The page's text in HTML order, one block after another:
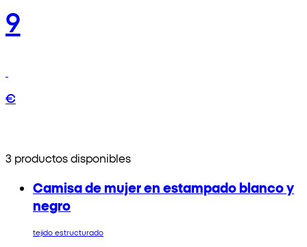
9
€
3 productos disponibles
Camisa de mujer en estampado blanco y
negro
tejido estructurado